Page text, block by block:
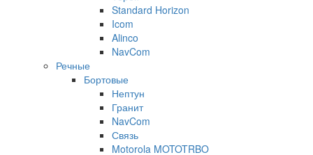
Standard Horizon
Icom
Alinco
NavCom
Речные
Бортовые
Нептун
Гранит
NavCom
Связь
Motorola MOTOTRBO